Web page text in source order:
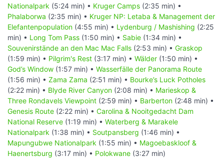
Nationalpark (5:24 min) • Kruger Camps (2:35 min) •
Phalaborwa (2:35 min) • Kruger NP: Letaba & Management der
Elefantenpopulation (4:55 min) • Lydenburg / Mashishing (2:25
min) • Long Tom Pass (1:50 min) • Sabie (1:34 min) •
Souvenirstände an den Mac Mac Falls (2:53 min) • Graskop
(1:59 min) • Pilgrim's Rest (3:17 min) • Wälder (1:50 min) •
God’s Window (1:57 min) • Wasserfälle der Panorama Route
(1:56 min) • Zama Zama (2:51 min) • Bourke’s Luck Potholes
(2:22 min) • Blyde River Canyon (2:08 min) • Marieskop &
Three Rondavels Viewpoint (2:59 min) • Barberton (2:48 min) •
Genesis Route (2:22 min) • Carolina & Nooitgedacht Dam
National Reserve (1:19 min) • Waterberg & Marakele
Nationalpark (1:38 min) • Soutpansberg (1:46 min) •
Mapungubwe Nationalpark (1:55 min) • Magoebaskloof &
Haenertsburg (3:17 min) • Polokwane (3:27 min)